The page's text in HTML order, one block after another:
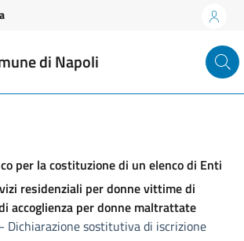
di Napoli
per la costituzione di un elenco di Enti
residenziali per donne vittime di
accoglienza per donne maltrattate
Dichiarazione sostitutiva di iscrizione